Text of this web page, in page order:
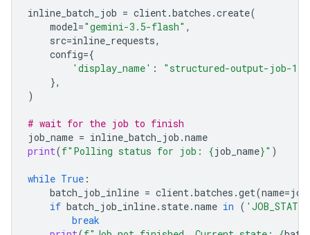
inline_batch_job = client.batches .create(
model="gemini-3.5-flash" ,
src=inline_requests,
config={
'display_name' :
"structured-output-job-1"
},
)
# wait for the job to finish
job_name = inline_batch_job .name
print(f"Polling status for job: {job_name}" )
while True :
batch_job_inline = client.batches .get(name=
if batch_job_inline. state.name in (
break